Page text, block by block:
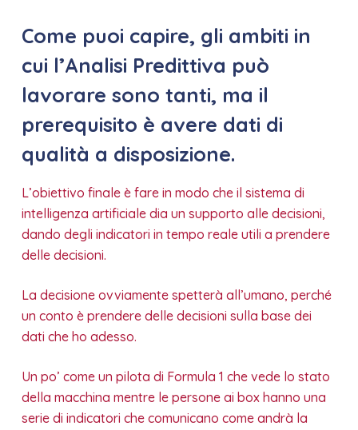
Come puoi capire, gli ambiti in
cui l’Analisi Predittiva può
lavorare sono tanti, ma il
prerequisito è avere dati di
qualità a disposizione.
L’obiettivo finale è fare in modo che il sistema di
intelligenza artificiale dia un supporto alle decisioni,
dando degli indicatori in tempo reale utili a prendere
delle decisioni.
La decisione ovviamente spetterà all’umano, perché
un conto è prendere delle decisioni sulla base dei
dati che ho adesso.
Un po’ come un pilota di Formula 1 che vede lo stato
della macchina mentre le persone ai box hanno una
serie di indicatori che comunicano come andrà la